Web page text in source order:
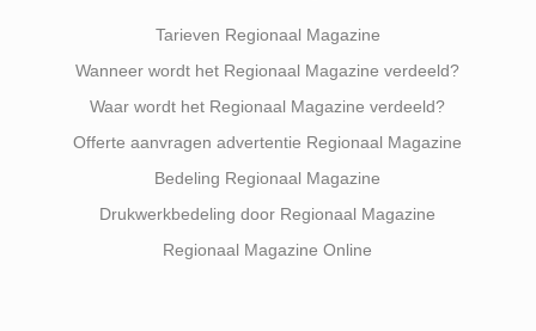
Tarieven Regionaal Magazine
Wanneer wordt het Regionaal Magazine verdeeld?
Waar wordt het Regionaal Magazine verdeeld?
Offerte aanvragen advertentie Regionaal Magazine
Bedeling Regionaal Magazine
Drukwerkbedeling door Regionaal Magazine
Regionaal Magazine Online